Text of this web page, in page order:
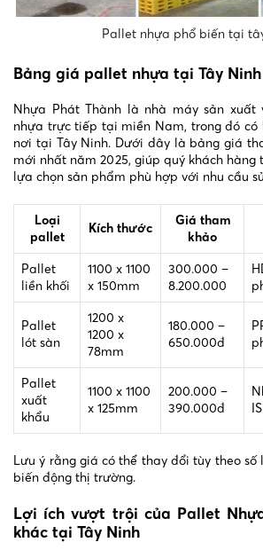
Pallet nhựa phổ biến tại
Bảng giá pallet nhựa tại Tây Ninh
Nhựa Phát Thành là nhà máy sản
nhựa trực tiếp tại miền Nam, trong đó
nơi tại Tây Ninh. Dưới đây là bảng giá
mới nhất năm 2025, giúp quý khách hàng
lựa chọn sản phẩm phù hợp với nhu cầu
Loại
pallet
Kích thước
Giá tham
khảo
Pallet
liền khối
1100 x 1100
x 150mm
300.000 –
8.200.000
Pallet
lót sàn
1200 x
1200 x
78mm
180.000 –
650.000đ
Pallet
xuất
khẩu
1100 x 1100
x 125mm
200.000 –
390.000đ
Lưu ý rằng giá có thể thay đổi tùy theo
biến động thị trường.
Lợi ích vượt trội của Pallet
khác tại Tây Ninh